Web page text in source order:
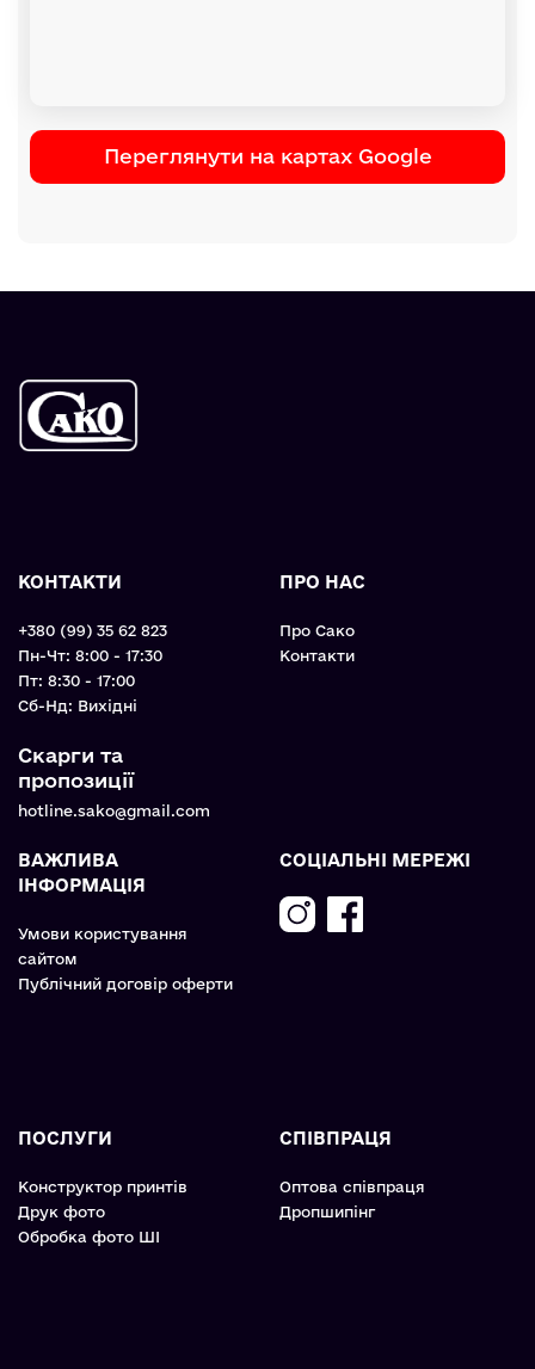
Переглянути на картах Google
КОНТАКТИ
+380 (99) 35 62 823
Пн-Чт: 8:00 - 17:30
Пт: 8:30 - 17:00
Cб-Нд: Вихідні
Скарги та
пропозиції
hotline.sako@gmail.com
ПРО НАС
Про Сако
Контакти
ВАЖЛИВА
ІНФОРМАЦІЯ
Умови користування
сайтом
Публічний договір оферти
СОЦІАЛЬНІ МЕРЕЖІ
ПОСЛУГИ
Конструктор принтів
Друк фото
Обробка фото ШІ
СПІВПРАЦЯ
Оптова співпраця
Дропшипінг